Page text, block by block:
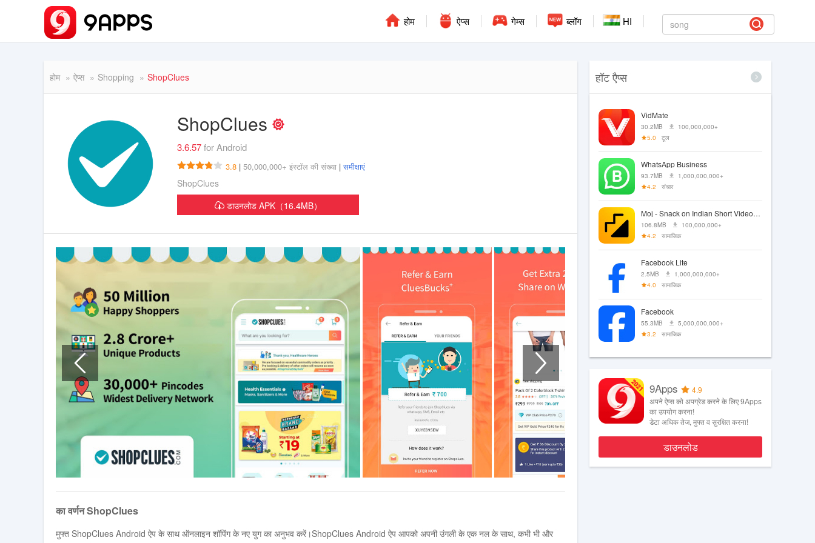
होम ऐप्स गेम्स ब्लॉग HI
होम ऐप्स Shopping ShopClues
ShopClues
3.6.57for Android
3.8 | 50,000,000+ इंस्‍टॉल की संख्या | समीक्षाएं
ShopClues
डाउनलोड APK（16.4MB）
का वर्णन ShopClues
मुफ्त ShopClues Android ऐप के साथ ऑनलाइन शॉपिंग के नए युग का अनुभव करें।ShopClues Android ऐप आपको अपनी उंगली के एक नल के साथ, कभी भी और
हॉट एैप्स
VidMate
30.2MB
100,000,000+
5.0
टूल
WhatsApp Business
93.7MB
1,000,000,000+
4.2
संचार
Moj - Snack on Indian Short Videos | Made in India
106.8MB
100,000,000+
4.2
सामाजिक
Facebook Lite
2.5MB
1,000,000,000+
4.0
सामाजिक
Facebook
55.3MB
5,000,000,000+
3.2
सामाजिक
9Apps
4.9
अपने ऐप्स को अपग्रेड करने के लिए 9Apps
का उपयोग करना!
डेटा अधिक तेज, मुफ्त व सुरक्षित करना!
डाउनलोड